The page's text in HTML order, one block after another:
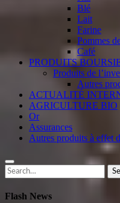
Blé
Lait
Farine
Pommes
Café
PRODUITS
Produits de
Autres
ACTUALITÉ
AGRICULTURE BIO
Or
Assurances
Autres produits à effet
Search
for:
Search
Flash News